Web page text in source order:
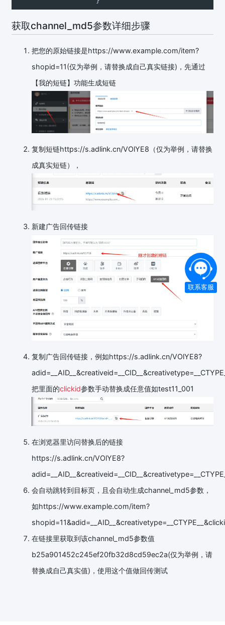
获取channel_md5参数详细步骤
把您的原始链接是https://www.example.com/item?
shopid=11(仅为举例，请替换成自己真实链接)，先通过
【我的短链】功能生成短链
复制短链https://s.adlink.cn/VOlYE8（仅为举例，请替换
成真实短链），
新建广告回传链接
复制广告回传链接，例如https://s.adlink.cn/VOlYE8?
把里面的clickid参数手动替换成任意值如test11_001
在浏览器里访问替换后的链接
https://s.adlink.cn/VOlYE8?
会自动跳转到目标页，且会自动生成channel_md5参数，
如https://www.example.com/item?
在链接里获取到该channel_md5参数值
b25a901452c245ef20fb32d8cd59ec2a(仅为举例，请
替换成自己真实值)，使用这个值做回传测试
联系客服